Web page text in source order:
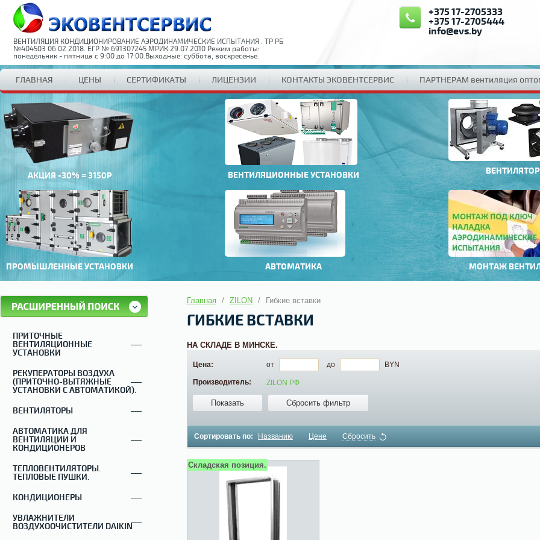
ВЕНТИЛЯЦИЯ КОНДИЦИОНИРОВАНИЕ АЭРОДИНАМИЧЕСКИЕ ИСПЫТАНИЯ . ТР РБ
№404503 06.02.2018. ЕГР № 691307245 МРИК 29.07.2010 Режим работы:
понедельник - пятница с 9:00 до 17:00.Выходные: суббота, воскресенье.
+375 17-2705333
+375 17-2705444
info@evs.by
ГЛАВНАЯ ЦЕНЫ СЕРТИФИКАТЫ ЛИЦЕНЗИИ КОНТАКТЫ ЭКОВЕНТСЕРВИС ПАРТНЕРАМ вентиляция
АКЦИЯ -30% = 3150Р ВЕНТИЛЯЦИОННЫЕ УСТАНОВКИ
ПРОМЫШЛЕННЫЕ УСТАНОВКИ АВТОМАТИКА МОНТАЖ
Главная / ZILON / Гибкие вставки
ГИБКИЕ ВСТАВКИ
НА СКЛАДЕ В МИНСКЕ.
Цена: от до BYN
Производитель: ZILON РФ
Показать Сбросить фильтр
Сортировать по: Названию Цене Сбросить
Складская позиция.
ПРИТОЧНЫЕ
ВЕНТИЛЯЦИОННЫЕ
УСТАНОВКИ
РЕКУПЕРАТОРЫ ВОЗДУХА
(ПРИТОЧНО-ВЫТЯЖНЫЕ
УСТАНОВКИ С АВТОМАТИКОЙ).
ВЕНТИЛЯТОРЫ
АВТОМАТИКА ДЛЯ
ВЕНТИЛЯЦИИ И
КОНДИЦИОНЕРОВ
ТЕПЛОВЕНТИЛЯТОРЫ.
ТЕПЛОВЫЕ ПУШКИ.
КОНДИЦИОНЕРЫ
УВЛАЖНИТЕЛИ
ВОЗДУХООЧИСТИТЕЛИ DAIKIN